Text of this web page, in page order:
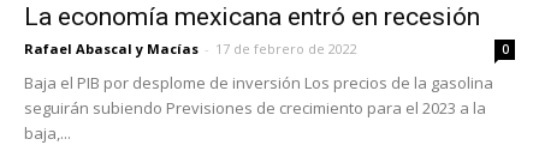
La economía mexicana entró en recesión
Rafael Abascal y Macías - 17 de febrero de 2022 0
Baja el PIB por desplome de inversión Los precios de la gasolina
seguirán subiendo Previsiones de crecimiento para el 2023 a la
baja,...